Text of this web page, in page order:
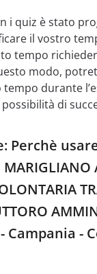
i quiz è stato
il vostro
tempo
modo,
durante
di
Perchè
- Campania -